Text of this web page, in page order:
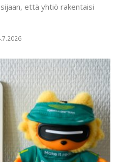
että yhtiö rakentaisi